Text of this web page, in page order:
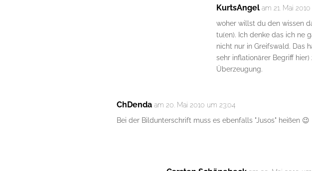
KurtsAngel am 21. Mai 2010
woher willst du den wissen
tu(en). Ich denke das ich ne
nicht nur in Greifswald. Das
sehr inflationärer Begriff
Überzeugung.
ChDenda am 20. Mai 2010 um 23:04
Bei der Bildunterschrift muss es ebenfalls "Jusos" heißen 😉